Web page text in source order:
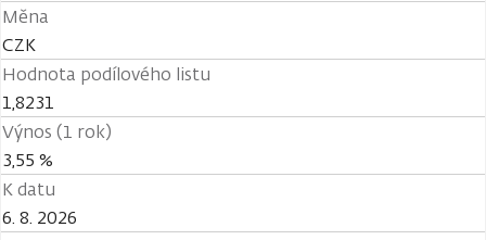
Měna
CZK
Hodnota podílového listu
1,8231
Výnos (1 rok)
3,55 %
K datu
6. 8. 2026